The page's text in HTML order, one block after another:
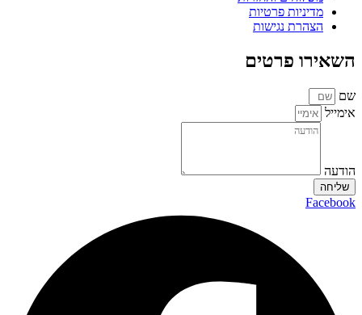
מדיניות פרטיות
הצהרת נגישות
השאירו פרטים
שם
אימייל
הודעה
שליחה
Facebook